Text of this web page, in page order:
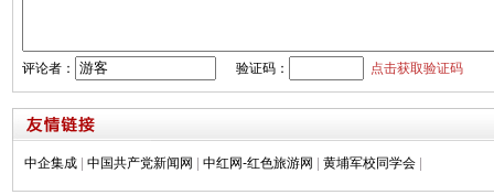
评论者： 验证码： 点击获取验证码
中企集成 中国共产党新闻网 中红网-红色旅游网 黄埔军校同学会